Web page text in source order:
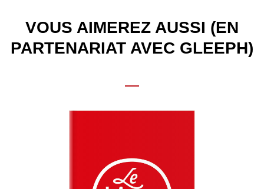
VOUS AIMEREZ AUSSI (EN
PARTENARIAT AVEC GLEEPH)